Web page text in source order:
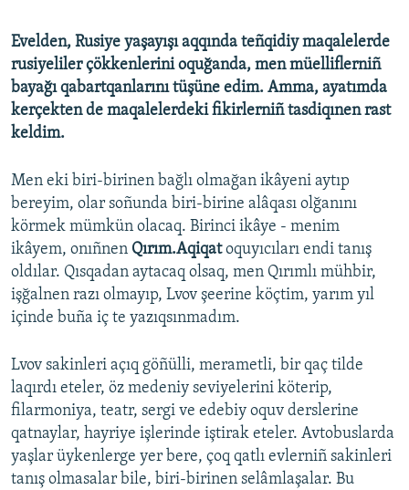
RFE/RS bütün saytları
Evelden, Rusiye yaşayışı aqqında teñqidiy maqalelerde
rusiyeliler çökkenlerini oquğanda, men müelliflerniñ
bayağı qabartqanlarını tüşüne edim. Amma, ayatımda
kerçekten de maqalelerdeki fikirlerniñ tasdiqınen rast
keldim.
Men eki biri-birinen bağlı olmağan ikâyeni aytıp
bereyim, olar soñunda biri-birine alâqası olğanını
körmek mümkün olacaq. Birinci ikâye - menim
ikâyem, onıñnen Qırım.Aqiqatoquyıcıları endi tanış
oldılar. Qısqadan aytacaq olsaq, men Qırımlı mühbir,
işğalnen razı olmayıp, Lvov şeerine köçtim, yarım yıl
içinde buña iç te yazıqsınmadım.
Lvov sakinleri açıq göñülli, merametli, bir qaç tilde
laqırdı eteler, öz medeniy seviyelerini köterip,
filarmoniya, teatr, sergi ve edebiy oquv derslerine
qatnaylar, hayriye işlerinde iştirak eteler. Avtobuslarda
yaşlar üykenlerge yer bere, çoq qatlı evlerniñ sakinleri
tanış olmasalar bile, biri-birinen selâmlaşalar. Bu